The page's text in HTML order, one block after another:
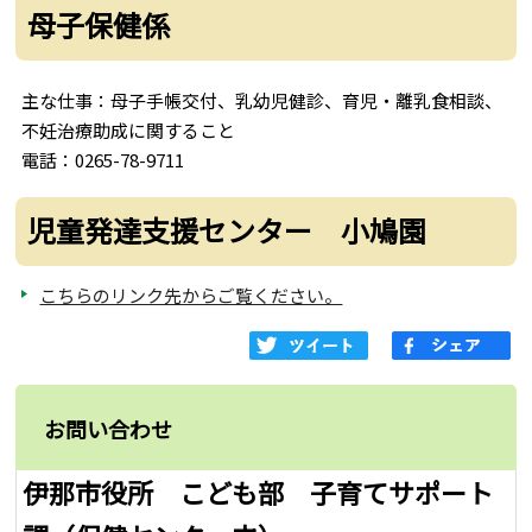
母子保健係
主な仕事：母子手帳交付、乳幼児健診、育児・離乳食相談、
不妊治療助成に関すること
電話：0265-78-9711
児童発達支援センター 小鳩園
こちらのリンク先からご覧ください。
お問い合わせ
伊那市役所 こども部 子育てサポート